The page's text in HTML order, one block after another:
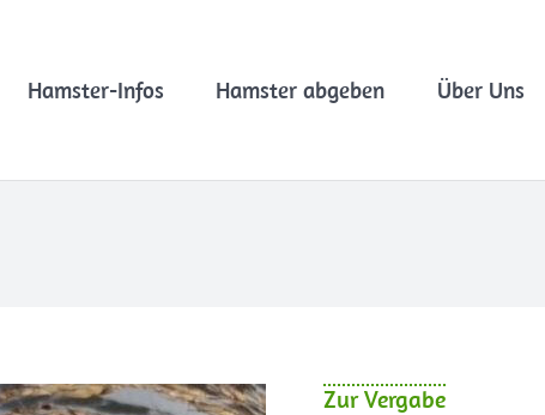
Hamster-Infos Hamster abgeben Über Uns
Zur Vergabe